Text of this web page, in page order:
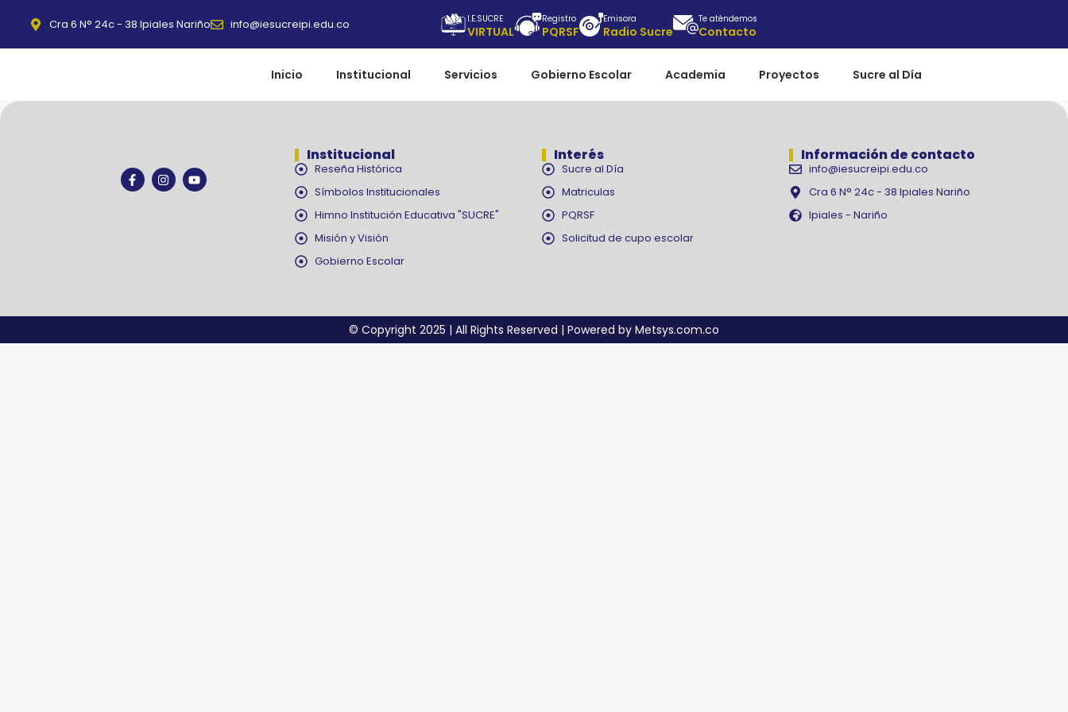
Cra 6 N° 24c - 38 Ipiales Nariño info@iesucreipi.edu.co I.E.SUCRE
VIRTUAL
Registro
PQRSF
Emisora
Radio Sucre
Te aténdemos
Contacto
Inicio Institucional Servicios Gobierno Escolar Academia Proyectos Sucre al Día
Institucional
Reseña Histórica
Símbolos Institucionales
Himno Institución Educativa "SUCRE"
Misión y Visión
Gobierno Escolar
Interés
Sucre al Día
Matriculas
PQRSF
Solicitud de cupo escolar
Información de contacto
info@iesucreipi.edu.co
Cra 6 N° 24c - 38 Ipiales Nariño
Ipiales - Nariño
© Copyright 2025 | All Rights Reserved | Powered by Metsys.com.co